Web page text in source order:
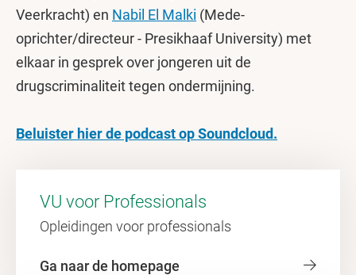
Veerkracht) en Nabil El Malki (Mede-
oprichter/directeur - Presikhaaf University) met
elkaar in gesprek over jongeren uit de
drugscriminaliteit tegen ondermijning.
Beluister hier de podcast op Soundcloud.
VU voor Professionals
Opleidingen voor professionals
Ga naar de homepage